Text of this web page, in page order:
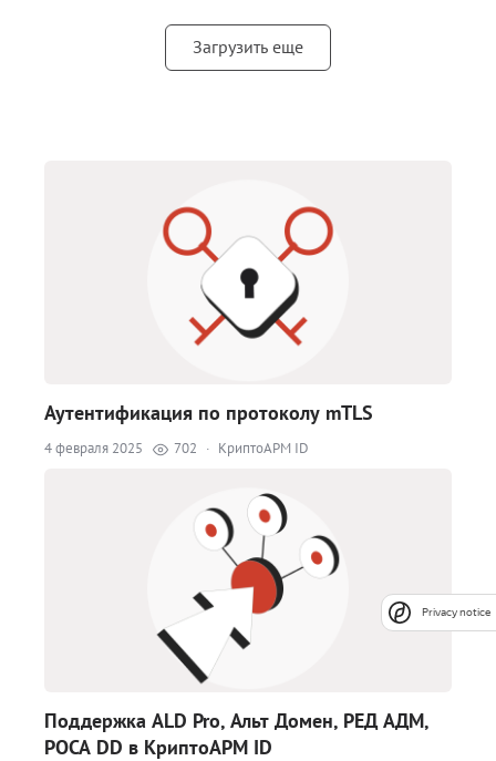
Загрузить еще
Аутентификация по протоколу mTLS
4 февраля 2025 702 · КриптоАРМ ID
Поддержка ALD Pro, Альт Домен, РЕД АДМ,
РОСА DD в КриптоАРМ ID
Privacy notice